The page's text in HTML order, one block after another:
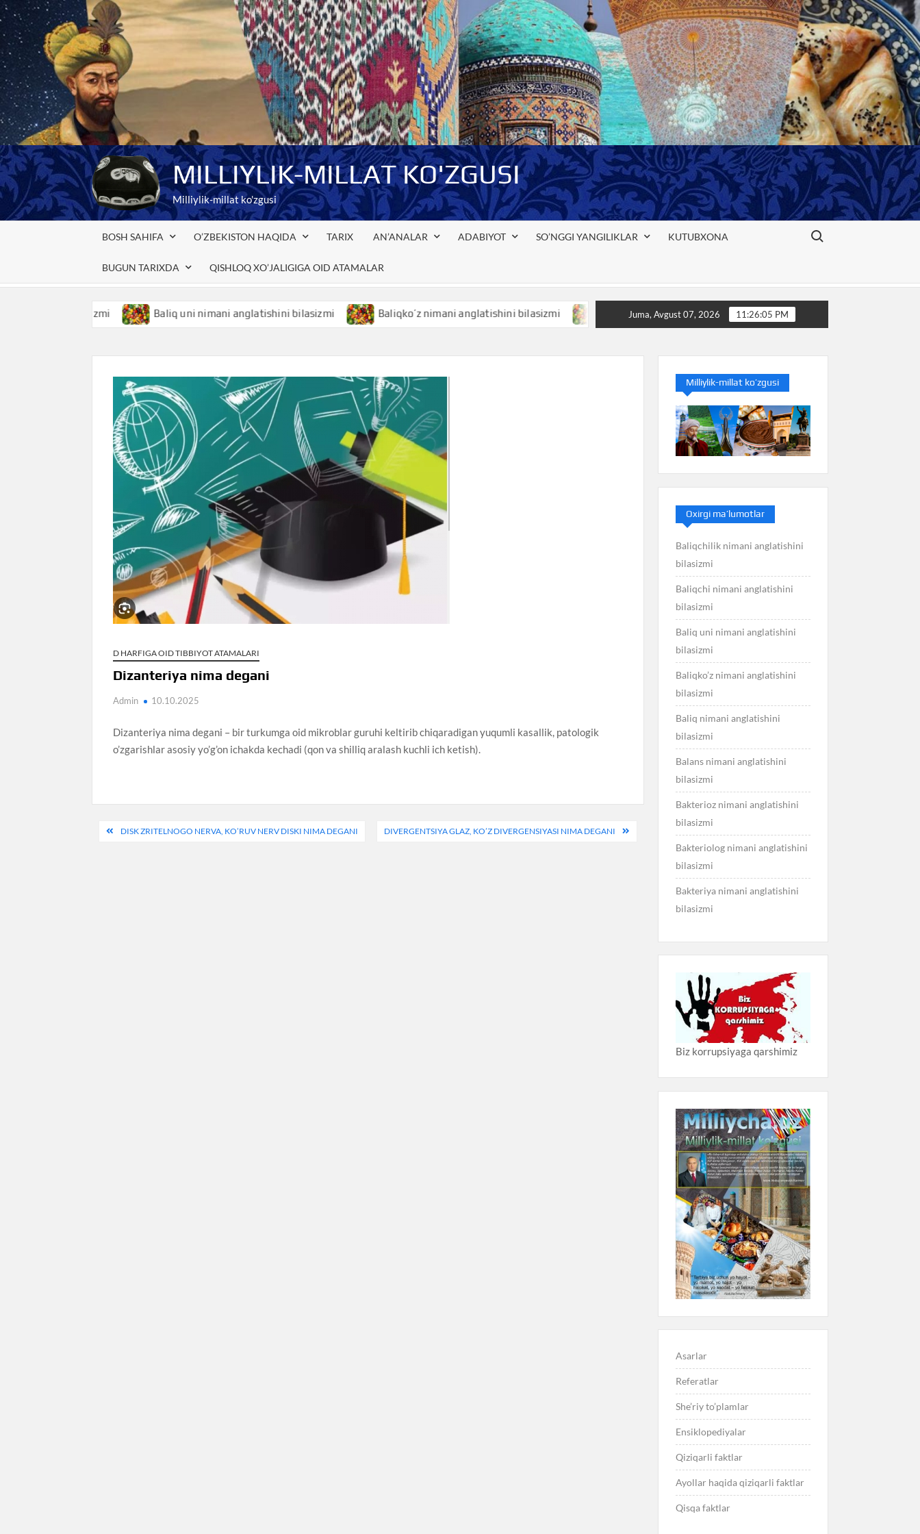
Skip
to
content
MILLIYLIK-MILLAT KO'ZGUSI
Milliylik-millat ko'zgusi
BOSH SAHIFA O’ZBEKISTON HAQIDA TARIX AN’ANALAR ADABIYOT SO’NGGI YANGILIKLAR KUTUBXONA
BUGUN TARIXDA QISHLOQ XO’JALIGIGA OID ATAMALAR
Search for:
Baliq uni nimani anglatishini bilasizmi Baliqko’z nimani anglatishini bilasizmi Baliq nimani anglatishini bilasizmi Balans nimani anglatishini
Juma, Avgust 07, 2026 11:26:06 PM
D HARFIGA OID TIBBIYOT ATAMALARI
Dizanteriya nima degani
Admin 10.10.2025
Dizanteriya nima degani – bir turkumga oid mikroblar guruhi keltirib chiqaradigan yuqumli kasallik, patologik
o’zgarishlar asosiy yo’g’on ichakda kechadi (qon va shilliq aralash kuchli ich ketish).
PostDISK ZRITELNOGO NERVA, KO’RUV NERV DISKI NIMA DEGANI DIVERGENTSIYA GLAZ, KO’Z DIVERGENSIYASI NIMA DEGANI
Milliylik-millat ko’zgusi
Oxirgi ma’lumotlar
Baliqchilik nimani anglatishini
bilasizmi
Baliqchi nimani anglatishini
bilasizmi
Baliq uni nimani anglatishini
bilasizmi
Baliqko’z nimani anglatishini
bilasizmi
Baliq nimani anglatishini
bilasizmi
Balans nimani anglatishini
bilasizmi
Bakterioz nimani anglatishini
bilasizmi
Bakteriolog nimani anglatishini
bilasizmi
Bakteriya nimani anglatishini
bilasizmi
Biz korrupsiyaga qarshimiz
Asarlar
Referatlar
She’riy to’plamlar
Ensiklopediyalar
Qiziqarli faktlar
Ayollar haqida qiziqarli faktlar
Qisqa faktlar